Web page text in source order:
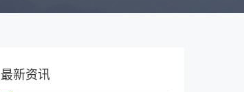
最新资讯